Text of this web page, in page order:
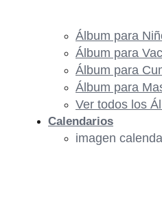
Álbum para
Álbum para
Álbum para
Álbum para
Ver todos los
Calendarios
imagen